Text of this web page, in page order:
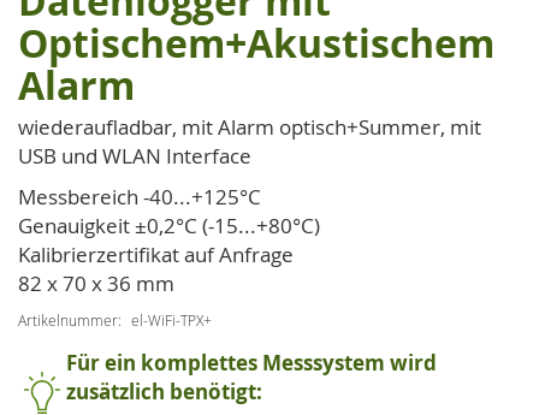
der
Bildgalerie
springen
Optischem+Akustischem
Alarm
wiederaufladbar, mit Alarm optisch+Summer, mit
USB und WLAN Interface
Messbereich -40...+125°C
Genauigkeit ±0,2°C (-15...+80°C)
Kalibrierzertifikat auf Anfrage
82 x 70 x 36 mm
Artikelnummer el-WiFi-TPX+
Für ein komplettes Messsystem wird
zusätzlich benötigt: